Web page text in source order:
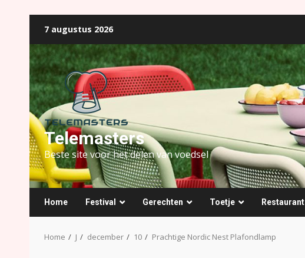
naar
de
inhoud
7 augustus 2026
Telemasters
Beste site voor het delen van voedsel
Home Festival Gerechten Toetje Restaurant
Home J december 10 Prachtige Nordic Nest Plafondlamp